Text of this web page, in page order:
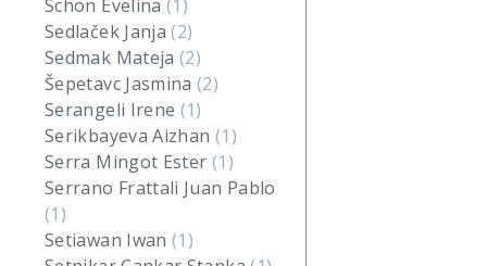
Schön Evelina(1)
Sedlaček Janja(2)
Sedmak Mateja(2)
Šepetavc Jasmina(2)
Serangeli Irene (1)
Serikbayeva Aizhan (1)
Serra Mingot Ester (1)
Serrano Frattali Juan Pablo
(1)
Setiawan Iwan(1)